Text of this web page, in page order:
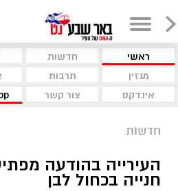
ראשי חדשות
מגזין
תרבות
אינדקס
צור קשר
חדשות
העירייה בהודעה
חנייה בכחול לבן